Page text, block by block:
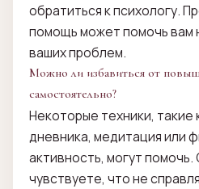
обратиться к психологу.
помощь может помочь вам
ваших проблем.
Можно ли избавиться от
самостоятельно?
Некоторые техники, такие
дневника, медитация или
активность, могут
чувствуете, что не